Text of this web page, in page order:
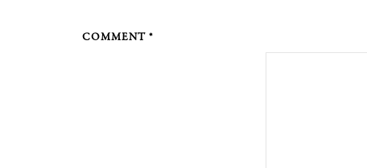
COMMENT *